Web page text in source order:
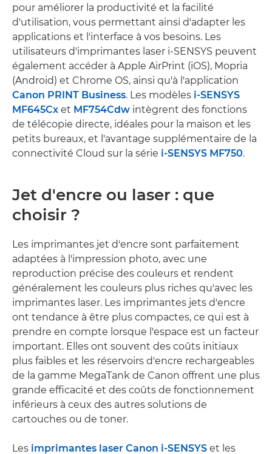
pour améliorer la productivité et la facilité
d'utilisation, vous permettant ainsi d'adapter les
applications et l'interface à vos besoins. Les
utilisateurs d'imprimantes laser i-SENSYS peuvent
également accéder à Apple AirPrint (iOS), Mopria
(Android) et Chrome OS, ainsi qu'à l'application
Canon PRINT Business. Les modèles i-SENSYS
MF645Cx et MF754Cdw intègrent des fonctions
de télécopie directe, idéales pour la maison et les
petits bureaux, et l'avantage supplémentaire de la
connectivité Cloud sur la série i-SENSYS MF750.
Jet d'encre ou laser : que
choisir ?
Les imprimantes jet d'encre sont parfaitement
adaptées à l'impression photo, avec une
reproduction précise des couleurs et rendent
généralement les couleurs plus riches qu'avec les
imprimantes laser. Les imprimantes jets d'encre
ont tendance à être plus compactes, ce qui est à
prendre en compte lorsque l'espace est un facteur
important. Elles ont souvent des coûts initiaux
plus faibles et les réservoirs d'encre rechargeables
de la gamme MegaTank de Canon offrent une plus
grande efficacité et des coûts de fonctionnement
inférieurs à ceux des autres solutions de
cartouches ou de toner.
Les imprimantes laser Canon i-SENSYS et les